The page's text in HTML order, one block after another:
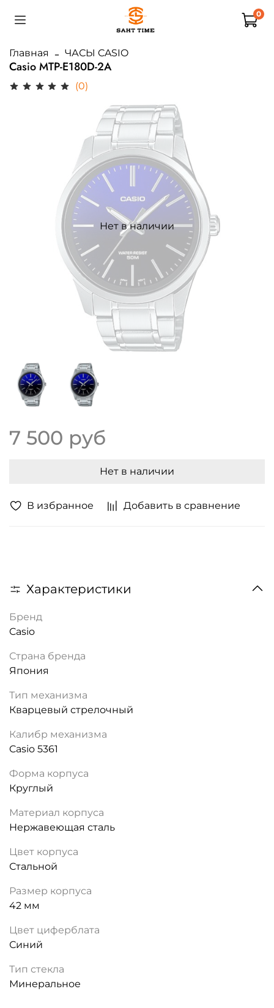
0
Главная ЧАСЫ CASIO
Casio MTP-E180D-2A
(0)
В избранное Добавить в сравнение
Нет в наличии
7 500 руб
Нет в наличии
Характеристики
Бренд
Casio
Страна бренда
Япония
Тип механизма
Кварцевый стрелочный
Калибр механизма
Casio 5361
Форма корпуса
Круглый
Материал корпуса
Нержавеющая сталь
Цвет корпуса
Стальной
Размер корпуса
42 мм
Цвет циферблата
Синий
Тип стекла
Минеральное